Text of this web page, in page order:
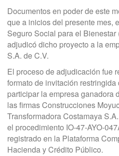
Documentos en poder de este
que a inicios del presente mes,
Seguro Social para el Bienestar
adjudicó dicho proyecto a la
S.A. de C.V.
El proceso de adjudicación fue
formato de invitación
participar la empresa ganadora
las firmas Construcciones
Transformadora Costamaya
el procedimiento IO-47-AYO-
registrado en la Plataforma
Hacienda y Crédito Público.